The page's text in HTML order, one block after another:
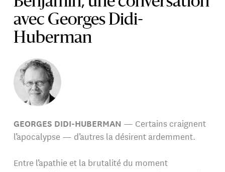
avec Georges Didi-
Huberman
GEORGES DIDI-HUBERMAN — Certains craignent
l’apocalypse — d’autres la désirent ardemment.
Entre l’apathie et la brutalité du moment